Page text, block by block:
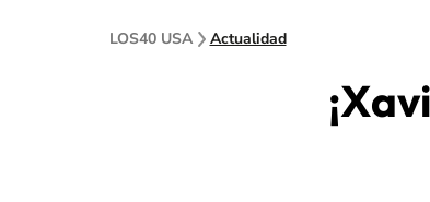
LOS40 USA Actualidad